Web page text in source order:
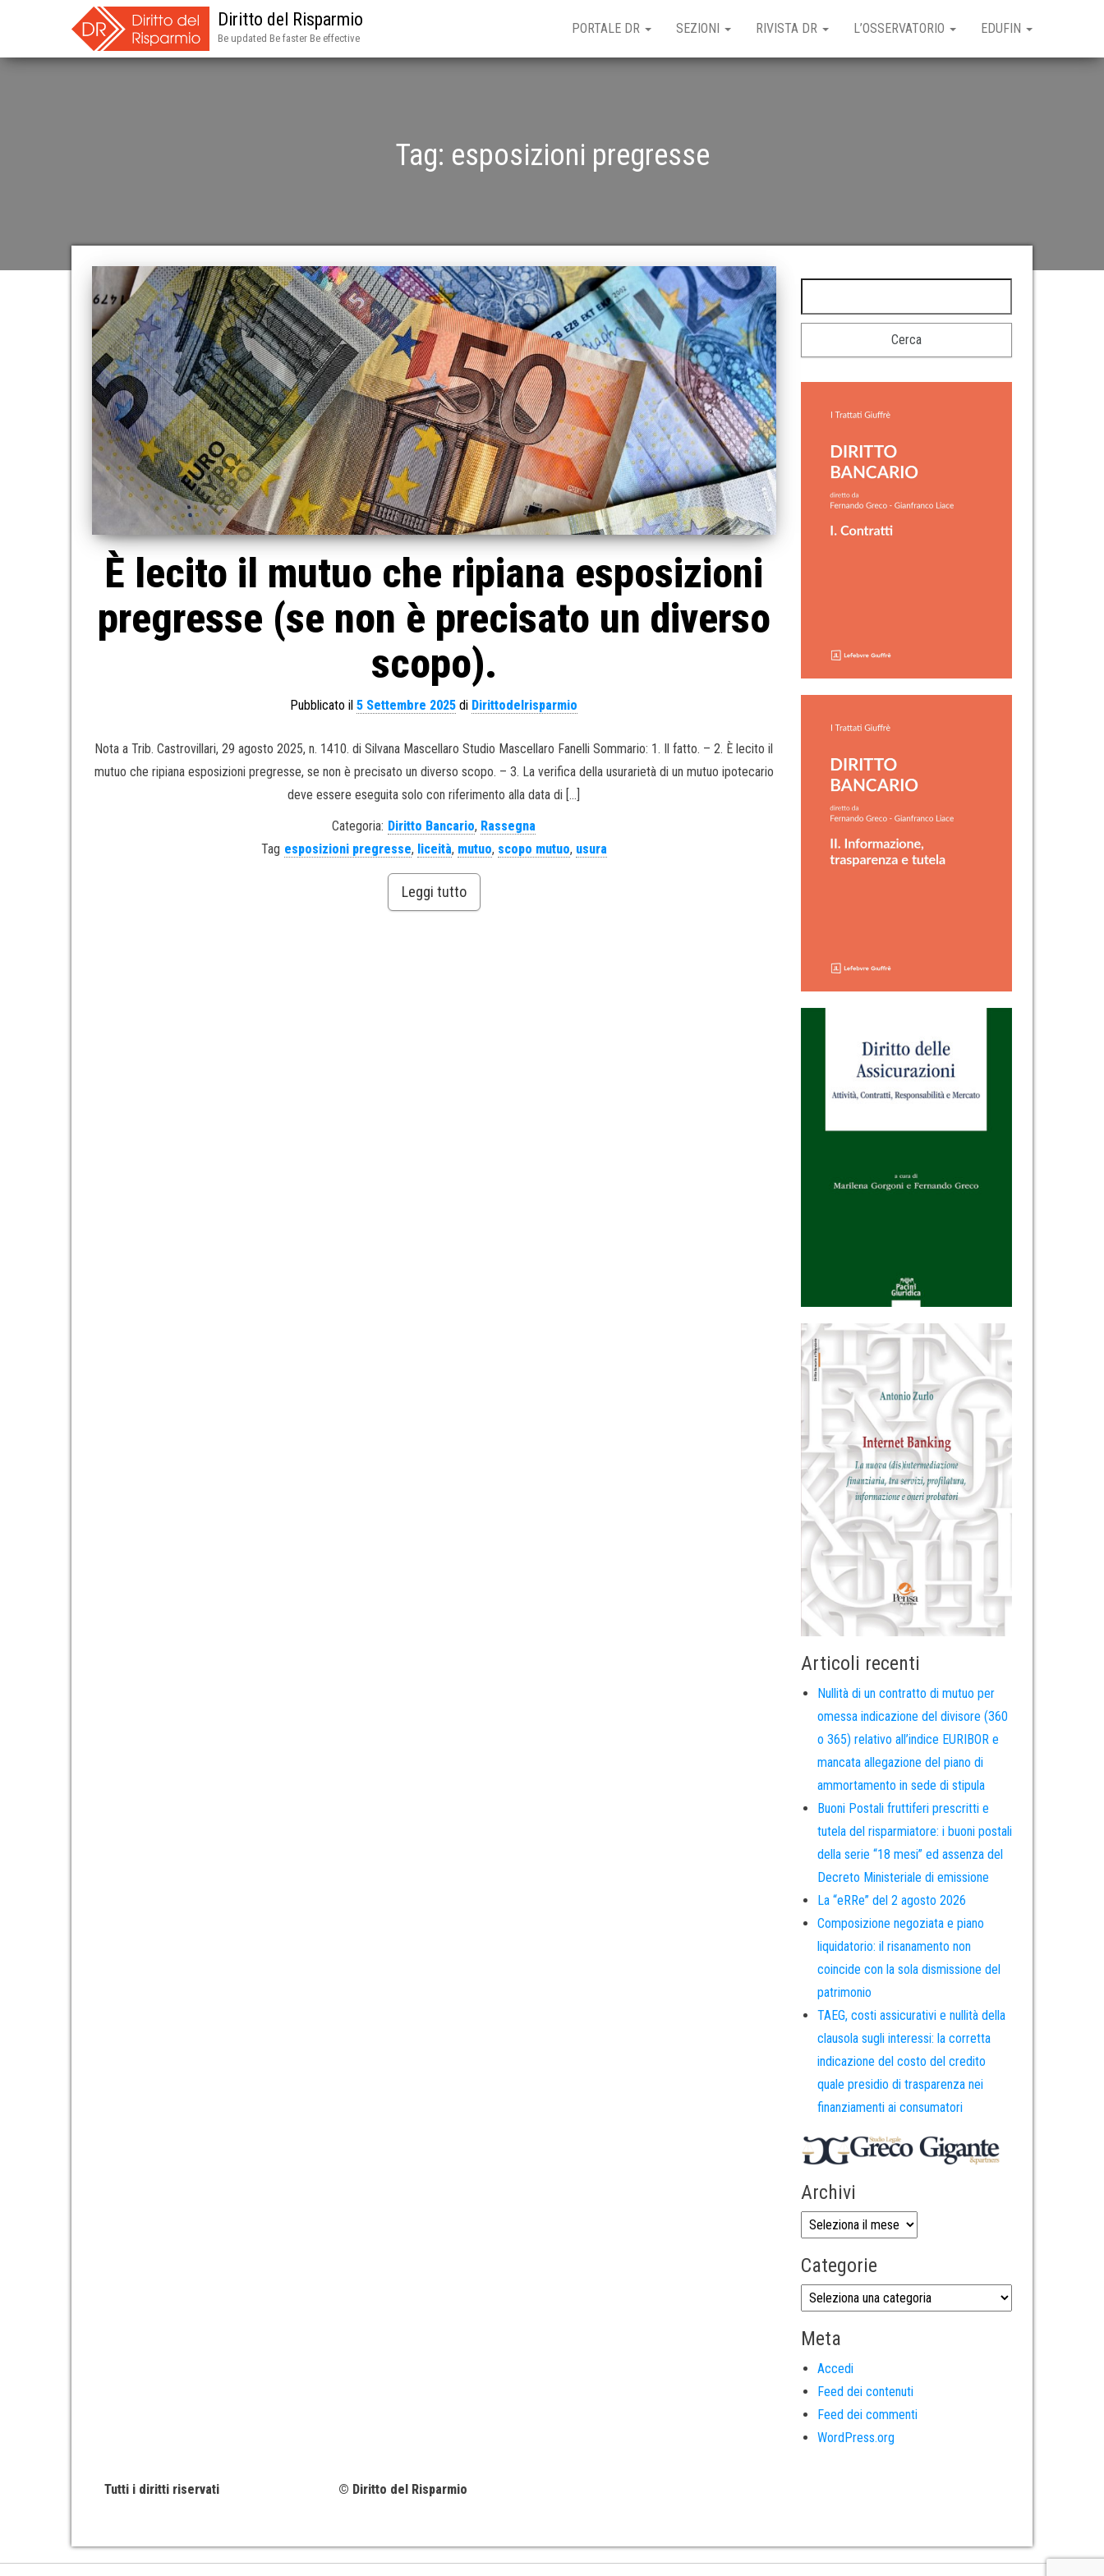
Diritto del Risparmio
Be updated Be faster Be effective
PORTALE DR SEZIONI RIVISTA DR L’OSSERVATORIO EDUFIN
Tag: esposizioni pregresse
È lecito il mutuo che ripiana esposizioni
pregresse (se non è precisato un diverso
scopo).
Pubblicato il5 Settembre 2025 di Dirittodelrisparmio
Nota a Trib. Castrovillari, 29 agosto 2025, n. 1410. di Silvana Mascellaro Studio Mascellaro Fanelli Sommario: 1. Il fatto. – 2. È lecito il
mutuo che ripiana esposizioni pregresse, se non è precisato un diverso scopo. – 3. La verifica della usurarietà di un mutuo ipotecario
deve essere eseguita solo con riferimento alla data di […]
Categoria: Diritto Bancario, Rassegna
Tag esposizioni pregresse, liceità, mutuo, scopo mutuo, usura
Leggi tutto
Articoli recenti
Nullità di un contratto di mutuo per
omessa indicazione del divisore (360
o 365) relativo all’indice EURIBOR e
mancata allegazione del piano di
ammortamento in sede di stipula
Buoni Postali fruttiferi prescritti e
tutela del risparmiatore: i buoni postali
della serie “18 mesi” ed assenza del
Decreto Ministeriale di emissione
La “eRRe” del 2 agosto 2026
Composizione negoziata e piano
liquidatorio: il risanamento non
coincide con la sola dismissione del
patrimonio
TAEG, costi assicurativi e nullità della
clausola sugli interessi: la corretta
indicazione del costo del credito
quale presidio di trasparenza nei
finanziamenti ai consumatori
Archivi
Categorie
Meta
Accedi
Feed dei contenuti
Feed dei commenti
WordPress.org
Tutti i diritti riservati © Diritto del Risparmio